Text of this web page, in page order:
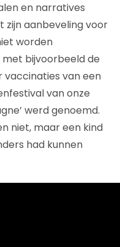
en narratives
zijn aanbeveling voor
worden
bijvoorbeeld de
vaccinaties van een
van onze
werd genoemd.
niet, maar een kind
had kunnen